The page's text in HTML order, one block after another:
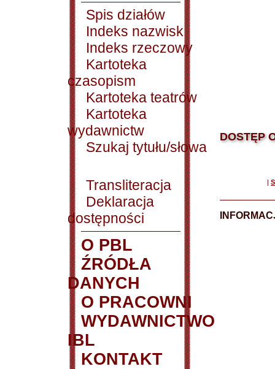
Spis działów
Indeks nazwisk
Indeks rzeczowy
Kartoteka
czasopism
Kartoteka teatrów
Kartoteka
wydawnictw
Szukaj tytułu/słowa
Transliteracja
Deklaracja
dostępności
O PBL
ŹRÓDŁA
DANYCH
O PRACOWNI
WYDAWNICTWO
IBL
KONTAKT
DOSTĘP
|